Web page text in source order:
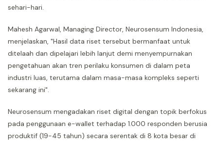
sehari-hari.
Mahesh Agarwal, Managing Director, Neurosensum Indonesia,
menjelaskan, "Hasil data riset tersebut bermanfaat untuk
ditelaah dan dipelajari lebih lanjut demi menyempurnakan
pengetahuan akan tren perilaku konsumen di dalam peta
industri luas, terutama dalam masa-masa kompleks seperti
sekarang ini".
Neurosensum mengadakan riset digital dengan topik berfokus
pada penggunaan e-wallet terhadap 1.000 responden berusia
produktif (19-45 tahun) secara serentak di 8 kota besar di